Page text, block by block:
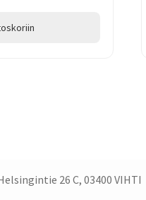
26 C, 03400 VIHTI